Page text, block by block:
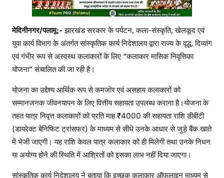
मेदिनीनगर/पलामू:-झारखंड सरकार के पर्यटन, कला-संस्कृति, खेलकूद एवं
युवा कार्य विभाग के अंतर्गत सांस्कृतिक कार्य निदेशालय द्वारा राज्य के वृद्ध, दिव्यांग
एवं गंभीर रूप से अस्वस्थ कलाकारों के लिए “कलाकार मासिक निवृत्तिका
योजना” संचालित की जा रही है।
योजना का उद्देश्य आर्थिक रूप से कमजोर एवं असहाय कलाकारों को
सम्मानजनक जीवनयापन के लिए वित्तीय सहायता उपलब्ध कराना है।योजना के
तहत पात्र निवृत्त कलाकारों को प्रति माह ₹4000 की सहायता राशि डीबीटी
(डायरेक्ट बेनिफिट ट्रांसफर) के माध्यम से सीधे उनके आधार से जुड़े बैंक खाते
में भेजी जाएगी। यह राशि केवल पात्र कलाकार को ही मिलेगी तथा उनके निधन
या अयोग्य होने की स्थिति में आश्रितों को इसका लाभ नहीं दिया जाएगा।
सांस्कृतिक कार्य निदेशालय ने बताया कि इच्छुक कलाकार ऑफलाइन माध्यम से